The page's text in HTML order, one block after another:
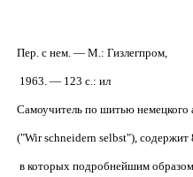
Пер. с нем. — М.: Гизлегпром,
1963. — 123 с.: ил
Самоучитель по шитью немецкого
("Wir schneidern selbst"), содержит
в которых подробнейшим